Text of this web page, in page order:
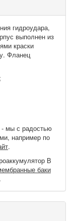
гидроудара,
выполнен из
краски
Фланец
- мы с радостью
например по
.
В
баки